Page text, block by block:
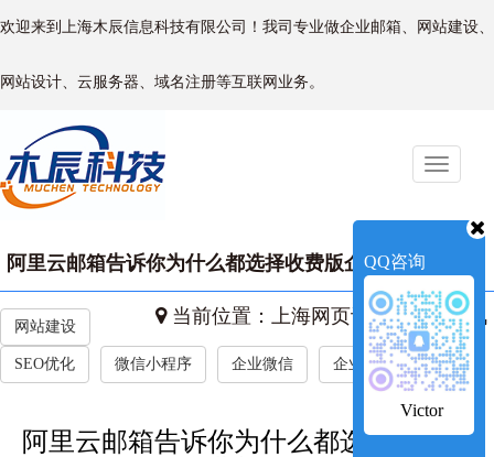
欢迎来到上海木辰信息科技有限公司！我司专业做企业邮箱、网站建设、
网站设计、云服务器、域名注册等互联网业务。
Toggle
阿里云邮箱告诉你为什么都选择收费版企业邮箱？
当前位置： 上海网页设计->新闻资讯
网站建设
SEO优化 微信小程序 企业微信 企业新闻
阿里云邮箱告诉你为什么都选择收费版
QQ咨询
Victor